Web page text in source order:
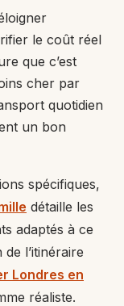
le coût réel
que c’est
cher par
quotidien
un bon
spécifiques,
détaille les
adaptés à ce
l’itinéraire
Londres en
réaliste.